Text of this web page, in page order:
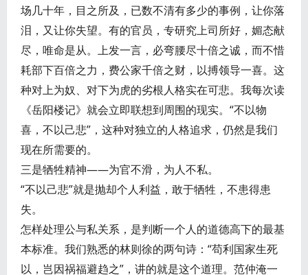
场几十年，目之所及，已数不清有多少的事例，让你落
泪，又让你失望。有的官员，专研究上司所好，媚态献
尽，唯命是从。上发一言，必弯腰尽十倍之诚，而不惜
耗部下百倍之力，费公家千倍之财，以搏领导一喜。这
种对上为奴、对下为虎的劣根人格实在可悲。我每次读
《岳阳楼记》就会立即联想到周围的现实。“不以物
喜，不以己悲”，这种对独立的人格追求，仍然是我们
现在所需要的。
三是牺牲精神——为官不滑，为人不私。
“不以己悲”就是抛却个人利益，敢于牺牲，不患得患
失。
怎样处理公与私关系，是判断一个人的道德高下的最基
本标准。我们熟悉的林则徐的两句诗：“苟利国家生死
以，岂因祸福避趋之”，讲的就是这个道理。范仲淹一